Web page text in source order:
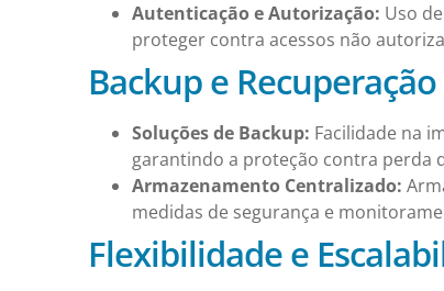
Autenticação e Autorização: Uso
proteger contra acessos não
Backup e Recuperação
Soluções de Backup: Facilidade na
garantindo a proteção contra perda
Armazenamento Centralizado:
medidas de segurança e
Flexibilidade e